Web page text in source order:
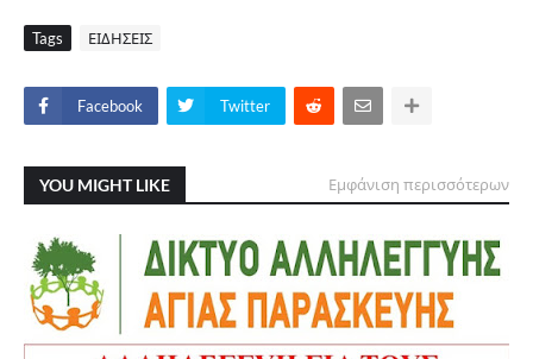
Tags ΕΙΔΗΣΕΙΣ
Facebook Twitter
YOU MIGHT LIKE Εμφάνιση περισσότερων